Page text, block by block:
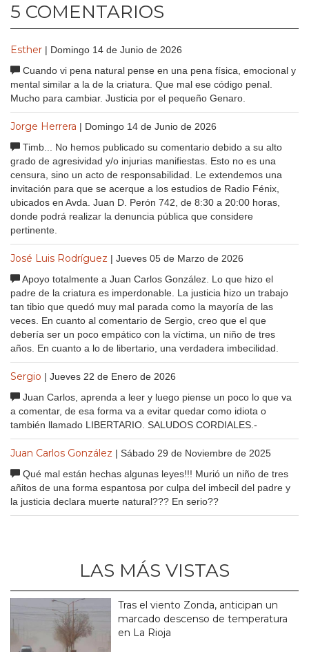
5 COMENTARIOS
Esther | Domingo 14 de Junio de 2026
Cuando vi pena natural pense en una pena física, emocional y
mental similar a la de la criatura. Que mal ese código penal.
Mucho para cambiar. Justicia por el pequeño Genaro.
Jorge Herrera | Domingo 14 de Junio de 2026
Timb... No hemos publicado su comentario debido a su alto
grado de agresividad y/o injurias manifiestas. Esto no es una
censura, sino un acto de responsabilidad. Le extendemos una
invitación para que se acerque a los estudios de Radio Fénix,
ubicados en Avda. Juan D. Perón 742, de 8:30 a 20:00 horas,
donde podrá realizar la denuncia pública que considere
pertinente.
José Luis Rodríguez | Jueves 05 de Marzo de 2026
Apoyo totalmente a Juan Carlos González. Lo que hizo el
padre de la criatura es imperdonable. La justicia hizo un trabajo
tan tibio que quedó muy mal parada como la mayoría de las
veces. En cuanto al comentario de Sergio, creo que el que
debería ser un poco empático con la víctima, un niño de tres
años. En cuanto a lo de libertario, una verdadera imbecilidad.
Sergio | Jueves 22 de Enero de 2026
Juan Carlos, aprenda a leer y luego piense un poco lo que va
a comentar, de esa forma va a evitar quedar como idiota o
también llamado LIBERTARIO. SALUDOS CORDIALES.-
Juan Carlos González | Sábado 29 de Noviembre de 2025
Qué mal están hechas algunas leyes!!! Murió un niño de tres
añitos de una forma espantosa por culpa del imbecil del padre y
la justicia declara muerte natural??? En serio??
LAS MÁS VISTAS
Tras el viento Zonda, anticipan un
marcado descenso de temperatura
en La Rioja